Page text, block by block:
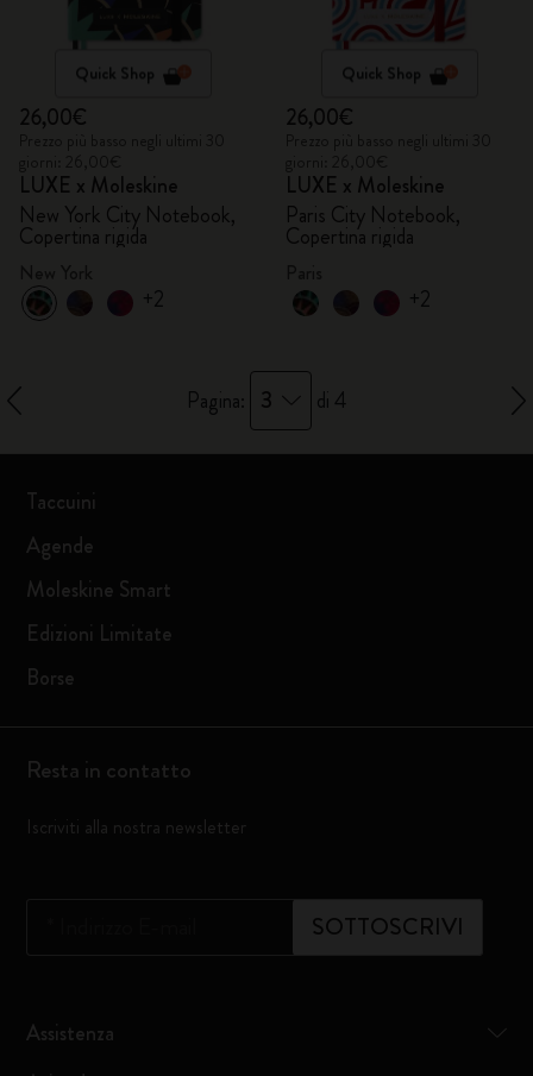
Quick Shop
26,00€
LUXE x Moleskine
New York City Notebook,
Copertina rigida
+2
Quick Shop
26,00€
LUXE x Moleskine
Paris City Notebook,
Copertina rigida
+2
Pagina: 3 di 4
Taccuini
Agende
Moleskine Smart
Edizioni Limitate
Borse
Resta in contatto
Iscriviti alla nostra newsletter
SOTTOSCRIVI
Assistenza